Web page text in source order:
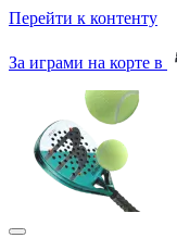
Перейти к контенту
За играми на корте в